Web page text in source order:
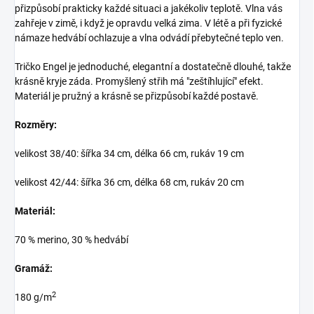
přizpůsobí prakticky každé situaci a jakékoliv teplotě. Vlna vás
zahřeje v zimě, i když je opravdu velká zima. V létě a při fyzické
námaze hedvábí ochlazuje a vlna odvádí přebytečné teplo ven.
Tričko Engel je jednoduché, elegantní a dostatečně dlouhé, takže
krásně kryje záda. Promyšlený střih má "zeštíhlující" efekt.
Materiál je pružný a krásně se přizpůsobí každé postavě.
Rozměry:
velikost 38/40: šířka 34 cm, délka 66 cm, rukáv 19 cm
velikost 42/44: šířka 36 cm, délka 68 cm, rukáv 20 cm
Materiál:
70 % merino, 30 % hedvábí
Gramáž:
180 g/m2